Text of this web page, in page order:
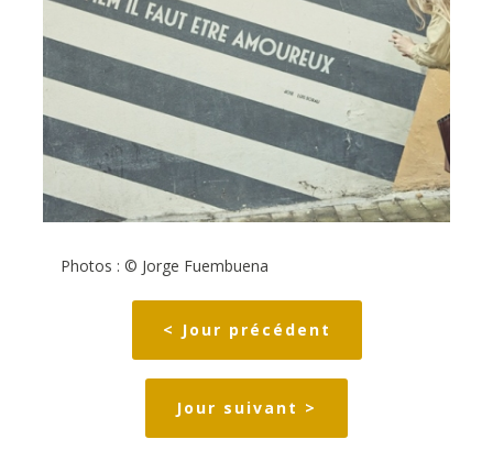
Photos : © Jorge Fuembuena
< Jour précédent
Jour suivant >